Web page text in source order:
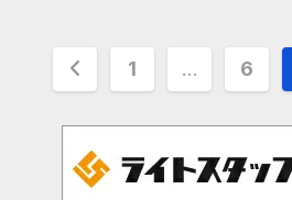
投
の
1 … 6